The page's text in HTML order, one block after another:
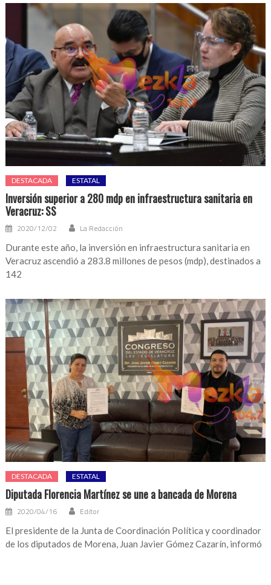
DESTACADA ESTATAL
Inversión superior a 280 mdp en infraestructura sanitaria en
Veracruz: SS
2020/12/02 La Redacción
Durante este año, la inversión en infraestructura sanitaria en
Veracruz ascendió a 283.8 millones de pesos (mdp), destinados a
142
DESTACADA ESTATAL
Diputada Florencia Martínez se une a bancada de Morena
2020/04/16 Editor
El presidente de la Junta de Coordinación Política y coordinador
de los diputados de Morena, Juan Javier Gómez Cazarín, informó